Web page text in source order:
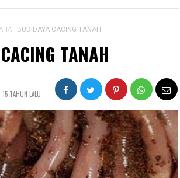
BUDIDAYA CACING TANAH
TANAH
15 TAHUN LALU